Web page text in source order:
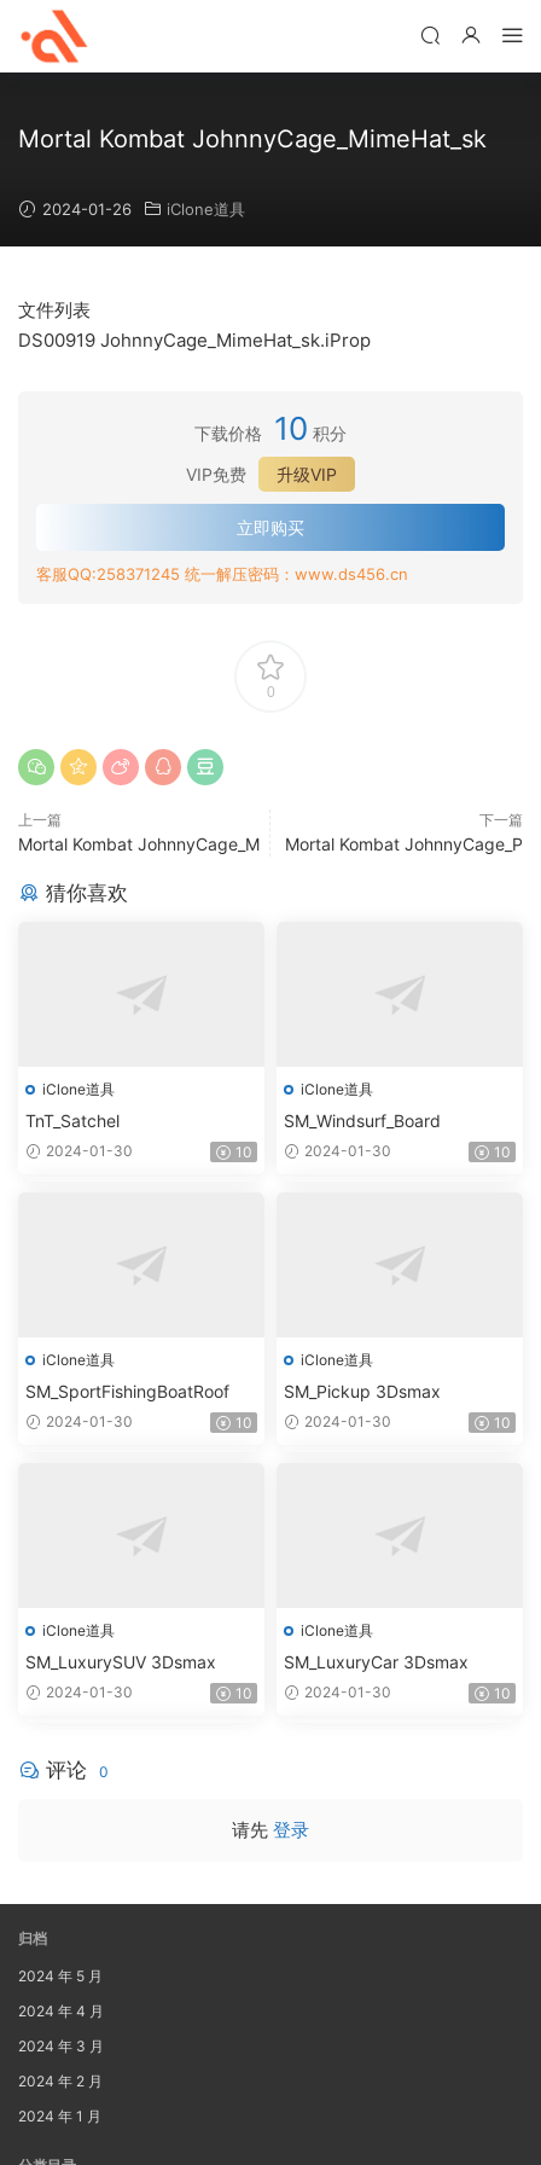
Mortal Kombat JohnnyCage_MimeHat_sk
2024-01-26 iClone道具
文件列表
DS00919 JohnnyCage_MimeHat_sk.iProp
下载价格 10 积分
VIP免费
升级VIP
立即购买
客服QQ:258371245 统一解压密码：www.ds456.cn
0
上一篇
Mortal Kombat JohnnyCage_M
下一篇
Mortal Kombat JohnnyCage_P
猜你喜欢
iClone道具
TnT_Satchel
2024-01-30 10
iClone道具
SM_Windsurf_Board
2024-01-30 10
iClone道具
SM_SportFishingBoatRoof
2024-01-30 10
iClone道具
SM_Pickup 3Dsmax
2024-01-30 10
iClone道具
SM_LuxurySUV 3Dsmax
2024-01-30 10
iClone道具
SM_LuxuryCar 3Dsmax
2024-01-30 10
评论 0
请先 登录
归档
2024 年 5 月
2024 年 4 月
2024 年 3 月
2024 年 2 月
2024 年 1 月